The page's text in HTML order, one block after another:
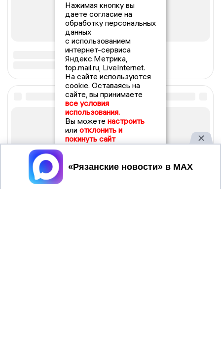
Нажимая кнопку вы
даете согласие на
обработку персональных
данных
с использованием
интернет-сервиса
Яндекс.Метрика,
top.mail.ru, LiveInternet.
На сайте используются
cookie. Оставаясь на
сайте, вы принимаете
все условия
использования.
Вы можете настроить
или отклонить и
покинуть сайт
Принять